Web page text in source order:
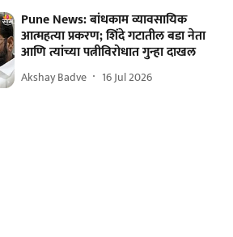
Pune News: बांधकाम व्यावसायिक
आत्महत्या प्रकरण; शिंदे गटातील बडा नेता
आणि त्यांच्या पत्नीविरोधात गुन्हा दाखल
Akshay Badve 16 Jul 2026